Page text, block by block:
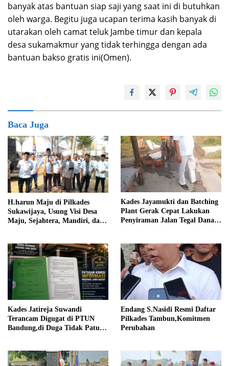
banyak atas bantuan siap saji yang saat ini di butuhkan
oleh warga. Begitu juga ucapan terima kasih banyak di
utarakan oleh camat teluk Jambe timur dan kepala
desa sukamakmur yang tidak terhingga dengan ada
bantuan bakso gratis ini(Omen).
Baca Juga
H.harun Maju di Pilkades
Sukawijaya, Usung Visi Desa
Maju, Sejahtera, Mandiri, dan
Kades Jayamukti dan Batching
Plant Gerak Cepat Lakukan
Penyiraman Jalan Tegal Danas
Kades Jatireja Suwandi
Terancam Digugat di PTUN
Bandung,di Duga Tidak Patuhi
Endang S.Nasidi Resmi Daftar
Pilkades Tambun,Komitmen
Perubahan